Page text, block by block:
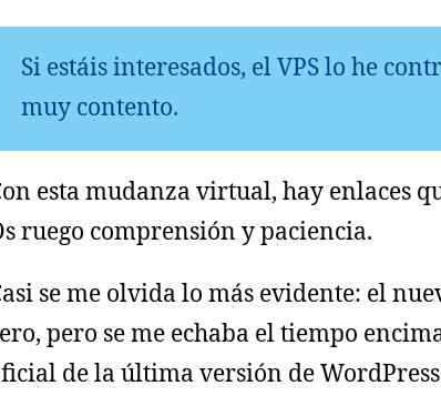
Si estáis interesados, el VPS lo he
muy contento.
esta mudanza virtual, hay enlaces
ruego comprensión y paciencia.
se me olvida lo más evidente: el
pero se me echaba el tiempo
de la última versión de